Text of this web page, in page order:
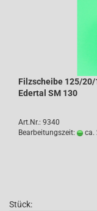
Filzscheibe 125/20/
Edertal SM 130
Art.Nr.: 9340
Bearbeitungszeit:
ca.
Stück: